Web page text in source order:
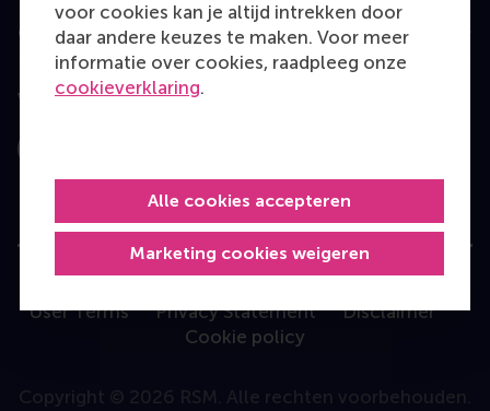
voor cookies kan je altijd intrekken door
daar andere keuzes te maken. Voor meer
informatie over cookies, raadpleeg onze
cookieverklaring.
Marketing cookies weigeren
Alle cookies accepteren
Contact
Volg ons
User Terms Privacy Statement
Disclaimer
Cookie policy